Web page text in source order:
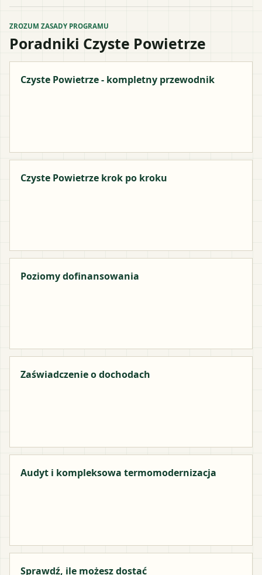
ZROZUM ZASADY PROGRAMU
Poradniki Czyste Powietrze
Czyste Powietrze - kompletny przewodnik
Czyste Powietrze krok po kroku
Poziomy dofinansowania
Zaświadczenie o dochodach
Audyt i kompleksowa termomodernizacja
Sprawdź, ile możesz dostać